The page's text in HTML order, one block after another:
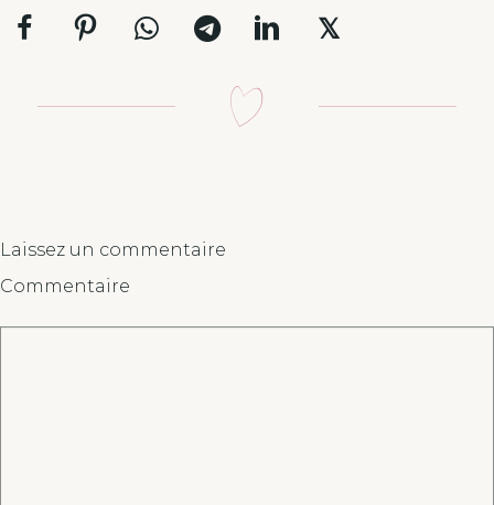
𝕏
Laissez un commentaire
Commentaire